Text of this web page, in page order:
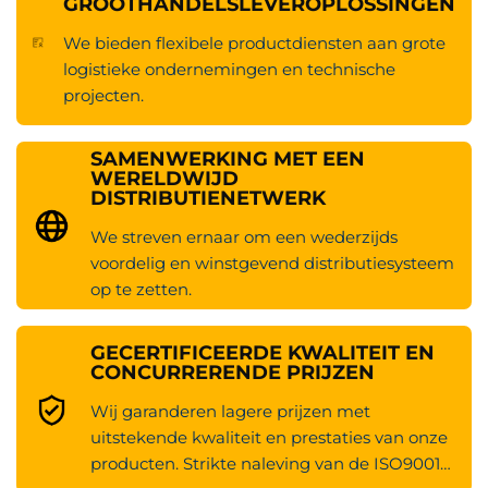
stroombron; deze batterijen hebben een lange
levensduur, snelle laadsnelheid en vereisen geen
onderhoud. In vergelijking met traditionele lood-
kosteneffectiever. De voertuigconstructie is eenvoudig
en de belangrijkste componenten zijn modulair
ontworpen, wat onderhoud en service vergemakkelijkt
en de totale levenscycluskosten aanzienlijk verlaagt.
Verkoopargumenten voor product en productie:
Technologie ondersteunt nauwkeurige productie
Hoogwaardige precisieproductie en flexibele
Huahe heeft geavanceerde apparatuur
geïntroduceerd, zoals lasersnijmachines en
intelligente schilderlijnen, om hoge nauwkeurigheid bij
de bewerking en consistente productie van belangrijke
structurele onderdelen zoals frames en deurkaders te
bereiken. De assemblagelijn is flexibel ontworpen,
We bieden flexibele productdiensten aan grote
logistieke ondernemingen en technische
projecten.
SAMENWERKING MET EEN
WERELDWIJD
DISTRIBUTIENETWERK
We streven ernaar om een wederzijds
voordelig en winstgevend distributiesysteem
op te zetten.
GECERTIFICEERDE KWALITEIT EN
CONCURRERENDE PRIJZEN
Wij garanderen lagere prijzen met
uitstekende kwaliteit en prestaties van onze
producten. Strikte naleving van de ISO9001-